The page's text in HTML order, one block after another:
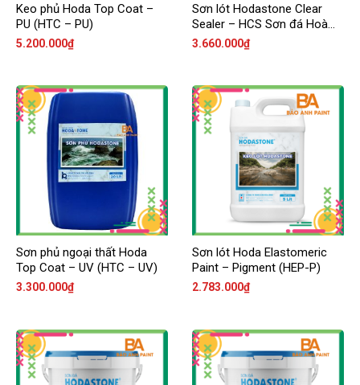
Keo phủ Hoda Top Coat –
PU (HTC – PU)
5.200.000₫
Sơn lót Hodastone Clear
Sealer – HCS Sơn đá Hoà
Bình
3.660.000₫
Sơn phủ ngoại thất Hoda
Top Coat – UV (HTC – UV)
3.300.000₫
Sơn lót Hoda Elastomeric
Paint – Pigment (HEP-P)
2.783.000₫